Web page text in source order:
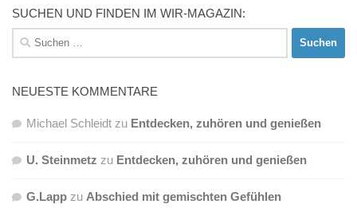
SUCHEN UND FINDEN IM WIR-MAGAZIN:
Suchen
nach:
NEUESTE KOMMENTARE
Michael Schleidt zu Entdecken, zuhören und genießen
U. Steinmetz zu Entdecken, zuhören und genießen
G.Lapp zu Abschied mit gemischten Gefühlen